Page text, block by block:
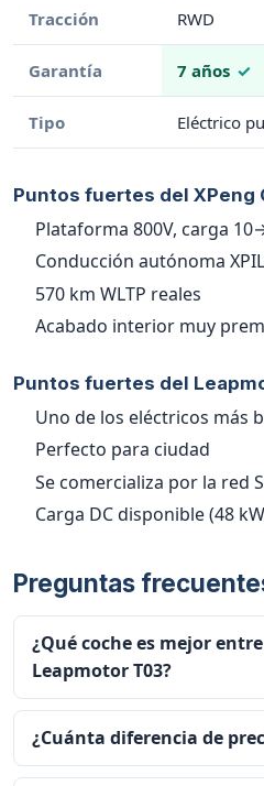
Tracción RWD
Garantía 7 años
Tipo Eléctrico
Puntos fuertes del XPeng
Plataforma 800V, carga
Conducción autónoma
570 km WLTP reales
Acabado interior muy
Puntos fuertes del
Uno de los eléctricos más
Perfecto para ciudad
Se comercializa por la red
Carga DC disponible (48
Preguntas
¿Qué coche es mejor
Leapmotor T03?
¿Cuánta diferencia de